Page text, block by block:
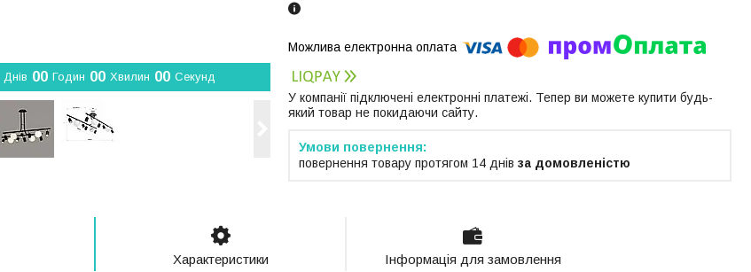
Днів 00 Годин 00 Хвилин 00 Секунд
У компанії підключені електронні платежі. Тепер ви можете купити будь-
який товар не покидаючи сайту.
повернення товару протягом 14 днів за домовленістю
Характеристики Інформація для замовлення